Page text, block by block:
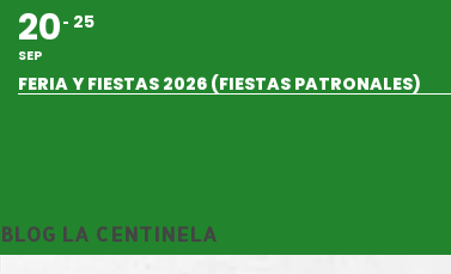
20
SEP
25
FERIA Y FIESTAS 2026 (FIESTAS PATRONALES)
BLOG LA CENTINELA